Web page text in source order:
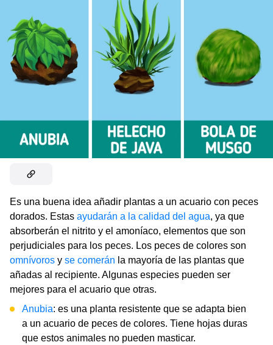
Es una buena idea añadir plantas a un acuario con peces
dorados. Estas ayudarán a la calidad del agua, ya que
absorberán el nitrito y el amoníaco, elementos que son
perjudiciales para los peces. Los peces de colores son
omnívoros y se comerán la mayoría de las plantas que
añadas al recipiente. Algunas especies pueden ser
mejores para el acuario que otras.
Anubia: es una planta resistente que se adapta bien
a un acuario de peces de colores. Tiene hojas duras
que estos animales no pueden masticar.